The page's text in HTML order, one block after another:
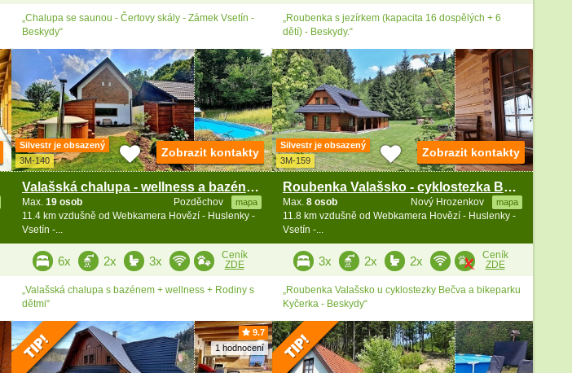
„Chalupa se saunou - Čertovy skály - Zámek Vsetín -
Beskydy“
„Roubenka s jezírkem (kapacita 16 dospělých + 6
dětí) - Beskydy.“
Silvestr je obsazený
3M-140
Valašská chalupa - wellness a bazén - Vizovické vrchy
Pozděchov mapa
Max. 19 osob
11.4 km vzdušně od Webkamera Hovězí - Huslenky -
Vsetín -...
Zobrazit kontakty
6x 2x 3x
Ceník
ZDE
„Valašská chalupa s bazénem + wellness + Rodiny s
dětmi“
Silvestr je obsazený
3M-159
Roubenka Valašsko - cyklostezka Bečva - Kyčerka
Nový Hrozenkov mapa
Max. 8 osob
11.8 km vzdušně od Webkamera Hovězí - Huslenky -
Vsetín -...
Zobrazit kontakty
3x 2x 2x
Ceník
ZDE
„Roubenka Valašsko u cyklostezky Bečva a bikeparku
Kyčerka - Beskydy“
9.7
1 hodnocení